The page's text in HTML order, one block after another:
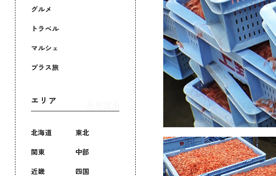
グルメ
トラベル
マルシェ
プラス旅
エリア
北海道
東北
関東
中部
近畿
四国